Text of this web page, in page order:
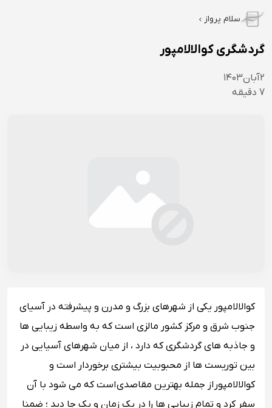
سلام پرواز
گردشگری کوالالامپور
۲آبان۱۴۰۳
7 دقیقه
کوالالامپور یکی از شهرهای بزرگ و مدرن و پیشرفته در آسیای
جنوب شرق و مرکز کشور مالزی است که به واسطه زیبایی ها
و جاذبه های گردشگری که دارد ، از میان شهرهای آسیایی در
بین توریست ها از محبوبیت بیشتری برخوردار است و
کوالالامپور از جمله بهترین مقاصدی است که می شود با آن
سفر کرد و تمام زیبایی ها را در یک زمان و یک جا دید ؛ ضمنا